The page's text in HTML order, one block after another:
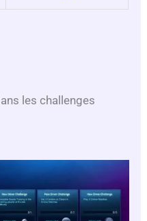
les challenges